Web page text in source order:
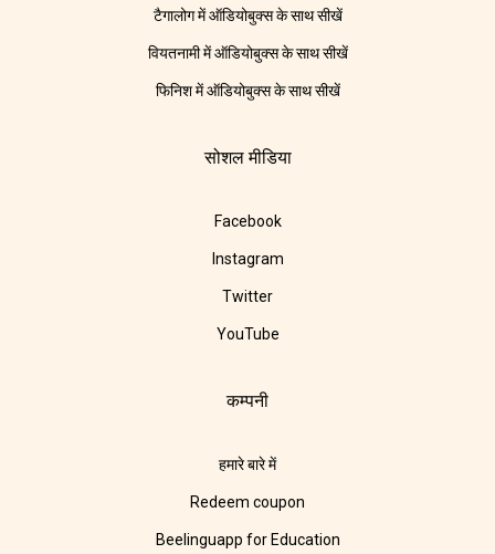
टैगालोग में ऑडियोबुक्स के साथ सीखें
वियतनामी में ऑडियोबुक्स के साथ सीखें
फिनिश में ऑडियोबुक्स के साथ सीखें
सोशल मीडिया
Facebook
Instagram
Twitter
YouTube
कम्पनी
हमारे बारे में
Redeem coupon
Beelinguapp for Education